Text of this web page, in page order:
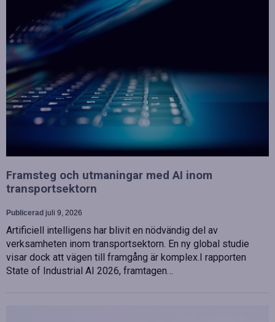
Framsteg och utmaningar med AI inom
transportsektorn
Publicerad juli 9, 2026
Artificiell intelligens har blivit en nödvändig del av
verksamheten inom transportsektorn. En ny global studie
visar dock att vägen till framgång är komplex.I rapporten
State of Industrial AI 2026, framtagen…